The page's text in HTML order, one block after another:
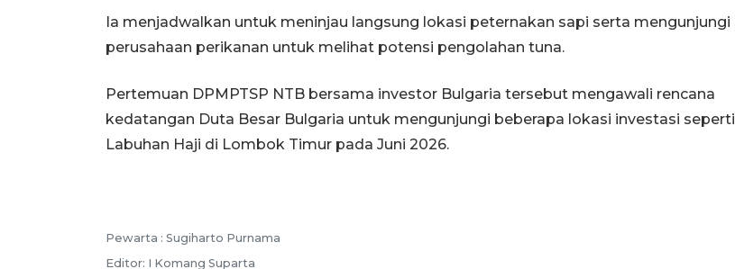
Ia menjadwalkan untuk meninjau langsung lokasi peternakan sapi serta mengunjungi
perusahaan perikanan untuk melihat potensi pengolahan tuna.
Pertemuan DPMPTSP NTB bersama investor Bulgaria tersebut mengawali rencana
kedatangan Duta Besar Bulgaria untuk mengunjungi beberapa lokasi investasi seperti
Labuhan Haji di Lombok Timur pada Juni 2026.
Pewarta : Sugiharto Purnama
Editor: I Komang Suparta